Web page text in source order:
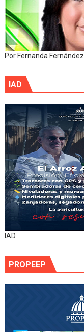
Por Fernanda Fernández
IAD
IAD
PROPEEP